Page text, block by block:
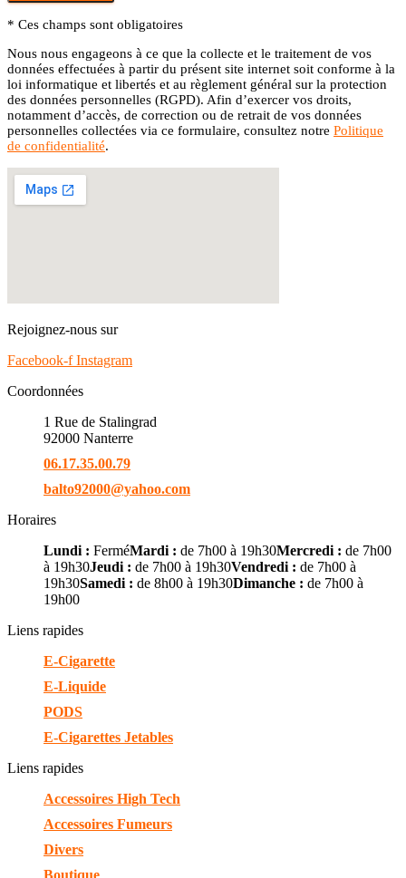
* Ces champs sont obligatoires
Nous nous engageons à ce que la collecte et le traitement de vos
données effectuées à partir du présent site internet soit conforme à la
loi informatique et libertés et au règlement général sur la protection
des données personnelles (RGPD). Afin d’exercer vos droits,
notamment d’accès, de correction ou de retrait de vos données
personnelles collectées via ce formulaire, consultez notre Politique
de confidentialité.
Rejoignez-nous sur
Facebook-f Instagram
Coordonnées
1 Rue de Stalingrad
92000 Nanterre
06.17.35.00.79
balto92000@yahoo.com
Horaires
Lundi : FerméMardi : de 7h00 à 19h30Mercredi : de 7h00
à 19h30Jeudi : de 7h00 à 19h30Vendredi : de 7h00 à
19h30Samedi : de 8h00 à 19h30Dimanche : de 7h00 à
19h00
Liens rapides
E-Cigarette
E-Liquide
PODS
E-Cigarettes Jetables
Liens rapides
Accessoires High Tech
Accessoires Fumeurs
Divers